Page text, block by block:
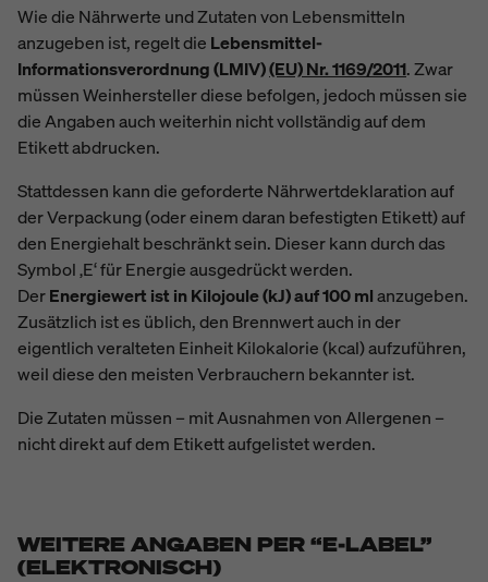
Wie die Nährwerte und Zutaten von Lebensmitteln
anzugeben ist, regelt die Lebensmittel-
Informationsverordnung (LMIV)(EU) Nr. 1169/2011. Zwar
müssen Weinhersteller diese befolgen, jedoch müssen sie
die Angaben auch weiterhin nicht vollständig auf dem
Etikett abdrucken.
Stattdessen kann die geforderte Nährwertdeklaration auf
der Verpackung (oder einem daran befestigten Etikett) auf
den Energiehalt beschränkt sein. Dieser kann durch das
Symbol ‚E‘ für Energie ausgedrückt werden.
DerEnergiewert ist in Kilojoule (kJ) auf 100 mlanzugeben.
Zusätzlich ist es üblich, den Brennwert auch in der
eigentlich veralteten Einheit Kilokalorie (kcal) aufzuführen,
weil diese den meisten Verbrauchern bekannter ist.
Die Zutaten müssen – mit Ausnahmen von Allergenen –
nicht direkt auf dem Etikett aufgelistet werden.
WEITERE ANGABEN PER “E-LABEL”
(ELEKTRONISCH)